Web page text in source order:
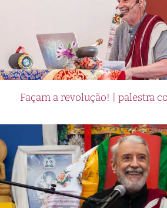
Façam a revolução! | palestra